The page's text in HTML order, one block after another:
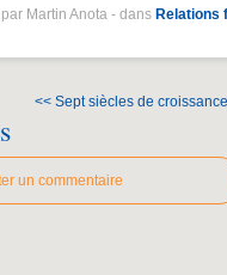
Martin Anota - dans Relations
<< Sept siècles de
un commentaire